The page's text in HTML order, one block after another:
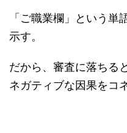
「ご職業欄」という単
示す。
だから、審査に落ちる
ネガティブな因果をコ